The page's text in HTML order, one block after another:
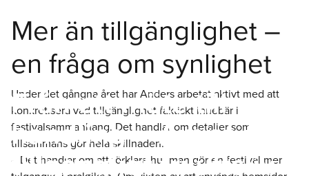
Från ett möte till
handling – Arena för
tillgängligt friluftsliv
Mer än tillgänglighet –
en fråga om synlighet
Under det gångna året har Anders arbetat aktivt med att
konkretisera vad tillgänglighet faktiskt innebär i
festivalsammanhang. Det handlar om detaljer som
tillsammans gör hela skillnaden.
– Det handlar om att förklara hur man gör en festival mer